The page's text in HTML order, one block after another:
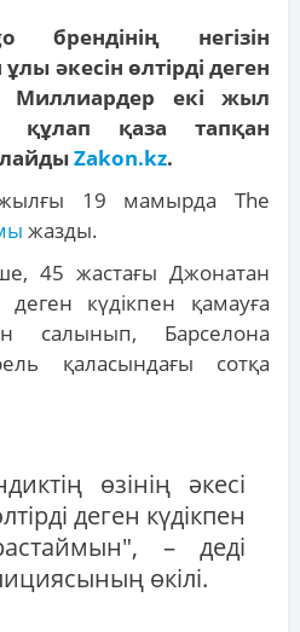
брендінің негізін
әкесін өлтірді деген
Миллиардер екі жыл
құлап қаза тапқан
Zakon.kz.
19 мамырда The
жазды.
45 жастағы Джонатан
күдікпен қамауға
салынып, Барселона
қаласындағы сотқа
өзінің әкесі
деген күдікпен
– деді
өкілі.